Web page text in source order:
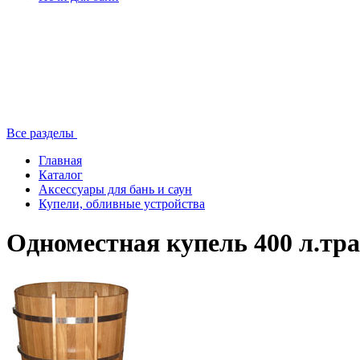
Все разделы
Главная
Каталог
Аксессуары для бань и саун
Купели, обливные устройства
Одноместная купель 400